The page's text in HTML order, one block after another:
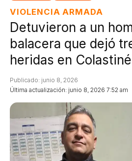
VIOLENCIA ARMADA
Detuvieron a un
balacera que dejó
heridas en
Última actualización: junio 8, 2026 7:52 am
Publicado: junio 8, 2026